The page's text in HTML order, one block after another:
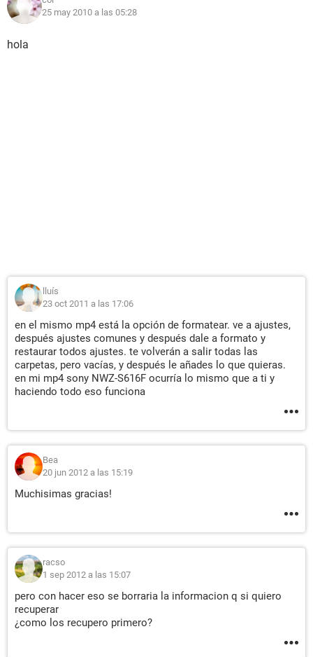
25 may 2010 a las 05:28
hola
lluís
23 oct 2011 a las 17:06
en el mismo mp4 está la opción de formatear. ve a ajustes,
después ajustes comunes y después dale a formato y
restaurar todos ajustes. te volverán a salir todas las
carpetas, pero vacías, y después le añades lo que quieras.
en mi mp4 sony NWZ-S616F ocurría lo mismo que a ti y
haciendo todo eso funciona
Bea
20 jun 2012 a las 15:19
Muchisimas gracias!
racso
1 sep 2012 a las 15:07
pero con hacer eso se borraria la informacion q si quiero
recuperar
¿como los recupero primero?